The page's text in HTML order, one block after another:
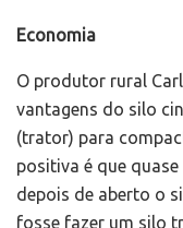
Economia
O produtor rural
vantagens do silo
(trator) para
positiva é que
depois de aberto o
fosse fazer um silo